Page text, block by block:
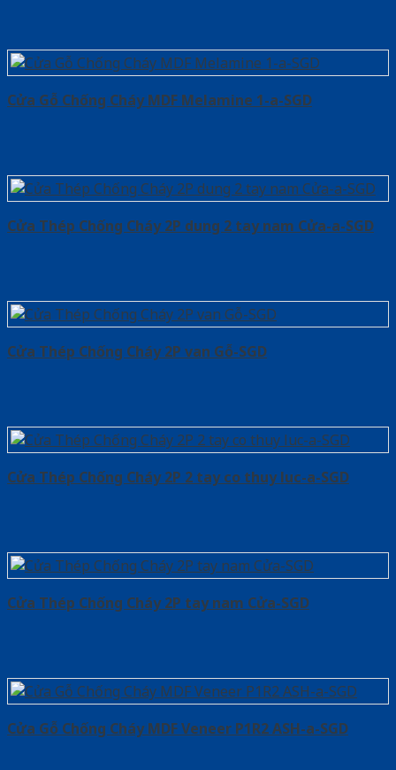
Cửa Gỗ Chống Cháy MDF Melamine 1-a-SGD
Cửa Thép Chống Cháy 2P dung 2 tay nam Cửa-a-SGD
Cửa Thép Chống Cháy 2P van Gỗ-SGD
Cửa Thép Chống Cháy 2P 2 tay co thuy luc-a-SGD
Cửa Thép Chống Cháy 2P tay nam Cửa-SGD
Cửa Gỗ Chống Cháy MDF Veneer P1R2 ASH-a-SGD